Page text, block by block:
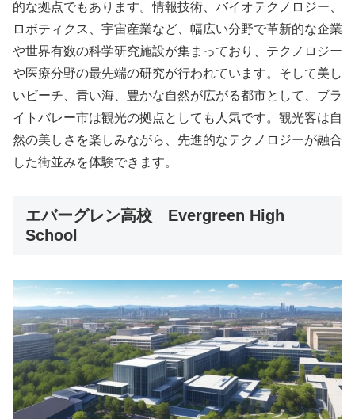
的な拠点でもあります。情報技術、バイオテクノロジー、
ロボティクス、宇宙産業など、幅広い分野で革新的な企業
や世界有数の科学研究施設が集まっており、テクノロジー
や医療分野の最先端の研究が行われています。そして美し
いビーチ、青い海、豊かな自然が広がる都市として、ブラ
イトバレー市は観光の拠点としても人気です。観光客は自
然の美しさを楽しみながら、先進的なテクノロジーが融合
した街並みを体験できます。
エバーグレン高校 Evergreen High
School